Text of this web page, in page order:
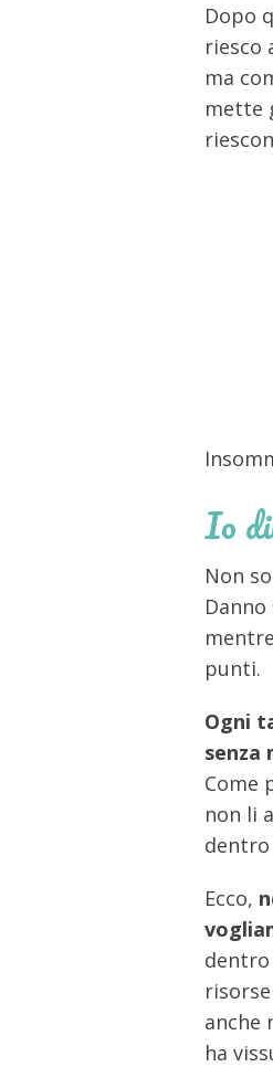
Dopo
riesco
ma
mette
Io
Non
punti.
Ogni
senza
Come
non li
Ecco,
anche
ha